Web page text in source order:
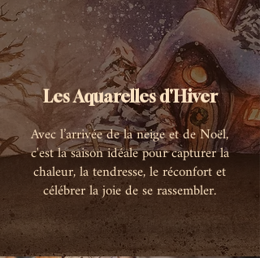
Les Aquarelles d'Hiver
Avec l’arrivée de la neige et de Noël,
c'est la saison idéale pour capturer la
chaleur, la tendresse, le réconfort et
célébrer la joie de se rassembler.